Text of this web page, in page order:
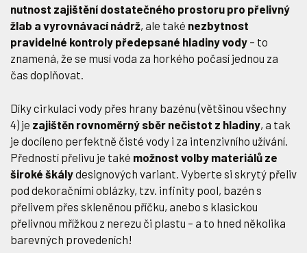
nutnost zajištění dostatečného prostoru pro přelivný
žlab a vyrovnávací nádrž, ale také nezbytnost
pravidelné kontroly předepsané hladiny vody – to
znamená, že se musí voda za horkého počasí jednou za
čas doplňovat.
Díky cirkulaci vody přes hrany bazénu (většinou všechny
4) je zajištěn rovnoměrný sběr nečistot z hladiny, a tak
je docíleno perfektně čisté vody i za intenzivního užívání.
Předností přelivu je také možnost volby materiálů ze
široké škálydesignových variant. Vyberte si skrytý přeliv
pod dekoračními oblázky, tzv. infinity pool, bazén s
přelivem přes skleněnou příčku, anebo s klasickou
přelivnou mřížkou z nerezu či plastu – a to hned několika
barevných provedeních!